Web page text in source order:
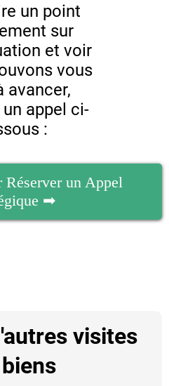
un point
sur
et voir
vous
avancer,
appel ci-
:
un Appel
➡
visites